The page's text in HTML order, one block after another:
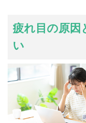
疲れ目の原因
い